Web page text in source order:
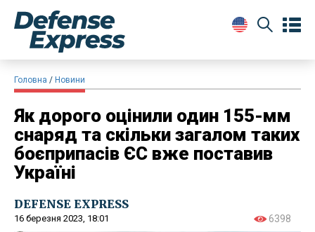
Головна Новини
Як дорого оцінили один 155-мм
снаряд та скільки загалом таких
боєприпасів ЄС вже поставив
Україні
DEFENSE EXPRESS
16 березня 2023, 18:01 6398